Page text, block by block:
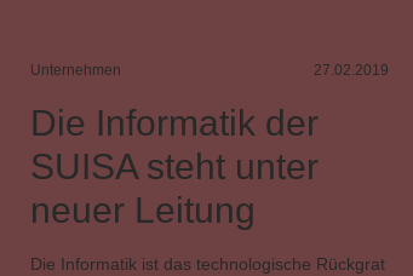
Unternehmen 27.02.2019
Die Informatik der
SUISA steht unter
neuer Leitung
Die Informatik ist das technologische Rückgrat